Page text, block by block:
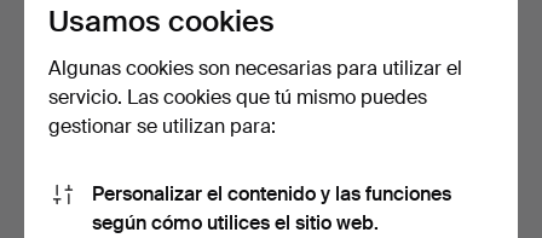
COHR Ambrosius plata
(830) siete piezas. D…
13 horas
432 USD
Cuchara de plata de ley con
moneda conmemo…
278 USD
Usamos cookies
Algunas cookies son necesarias para utilizar el
servicio. Las cookies que tú mismo puedes
gestionar se utilizan para:
Personalizar el contenido y las funciones
según cómo utilices el sitio web.